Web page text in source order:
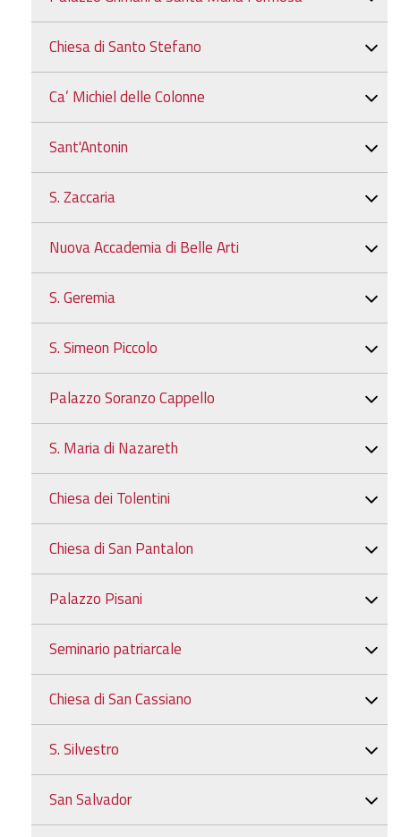
Chiesa di Santo Stefano
Ca’ Michiel delle Colonne
Sant'Antonin
S. Zaccaria
Nuova Accademia di Belle Arti
S. Geremia
S. Simeon Piccolo
Palazzo Soranzo Cappello
S. Maria di Nazareth
Chiesa dei Tolentini
Chiesa di San Pantalon
Palazzo Pisani
Seminario patriarcale
Chiesa di San Cassiano
S. Silvestro
San Salvador